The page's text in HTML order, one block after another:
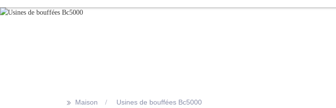
>> Maison Usines de bouffées Bc5000